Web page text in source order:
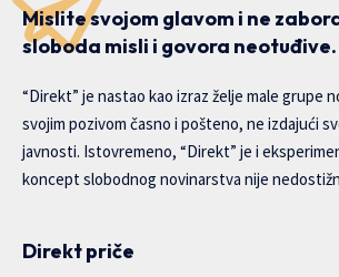
Mislite svojom glavom i ne
sloboda misli i govora neotuđive.
“Direkt” je nastao kao izraz želje male grupe
svojim pozivom časno i pošteno, ne izdajući
javnosti. Istovremeno, “Direkt” je i
koncept slobodnog novinarstva nije
Direkt priče